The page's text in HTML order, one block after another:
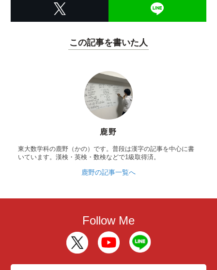
この記事を書いた人
鹿野
東大数学科の鹿野（かの）です。普段は漢字の記事を中心に書
いています。漢検・英検・数検などで1級取得済。
鹿野の記事一覧へ
Follow Me